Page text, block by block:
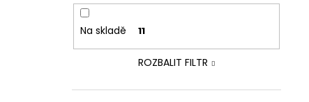
Na skladě 11
ROZBALIT FILTR